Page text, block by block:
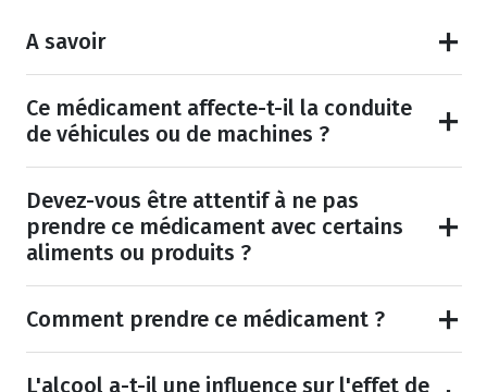
A savoir
Ce médicament affecte-t-il la conduite
de véhicules ou de machines ?
Devez-vous être attentif à ne pas
prendre ce médicament avec certains
aliments ou produits ?
Comment prendre ce médicament ?
L'alcool a-t-il une influence sur l'effet de